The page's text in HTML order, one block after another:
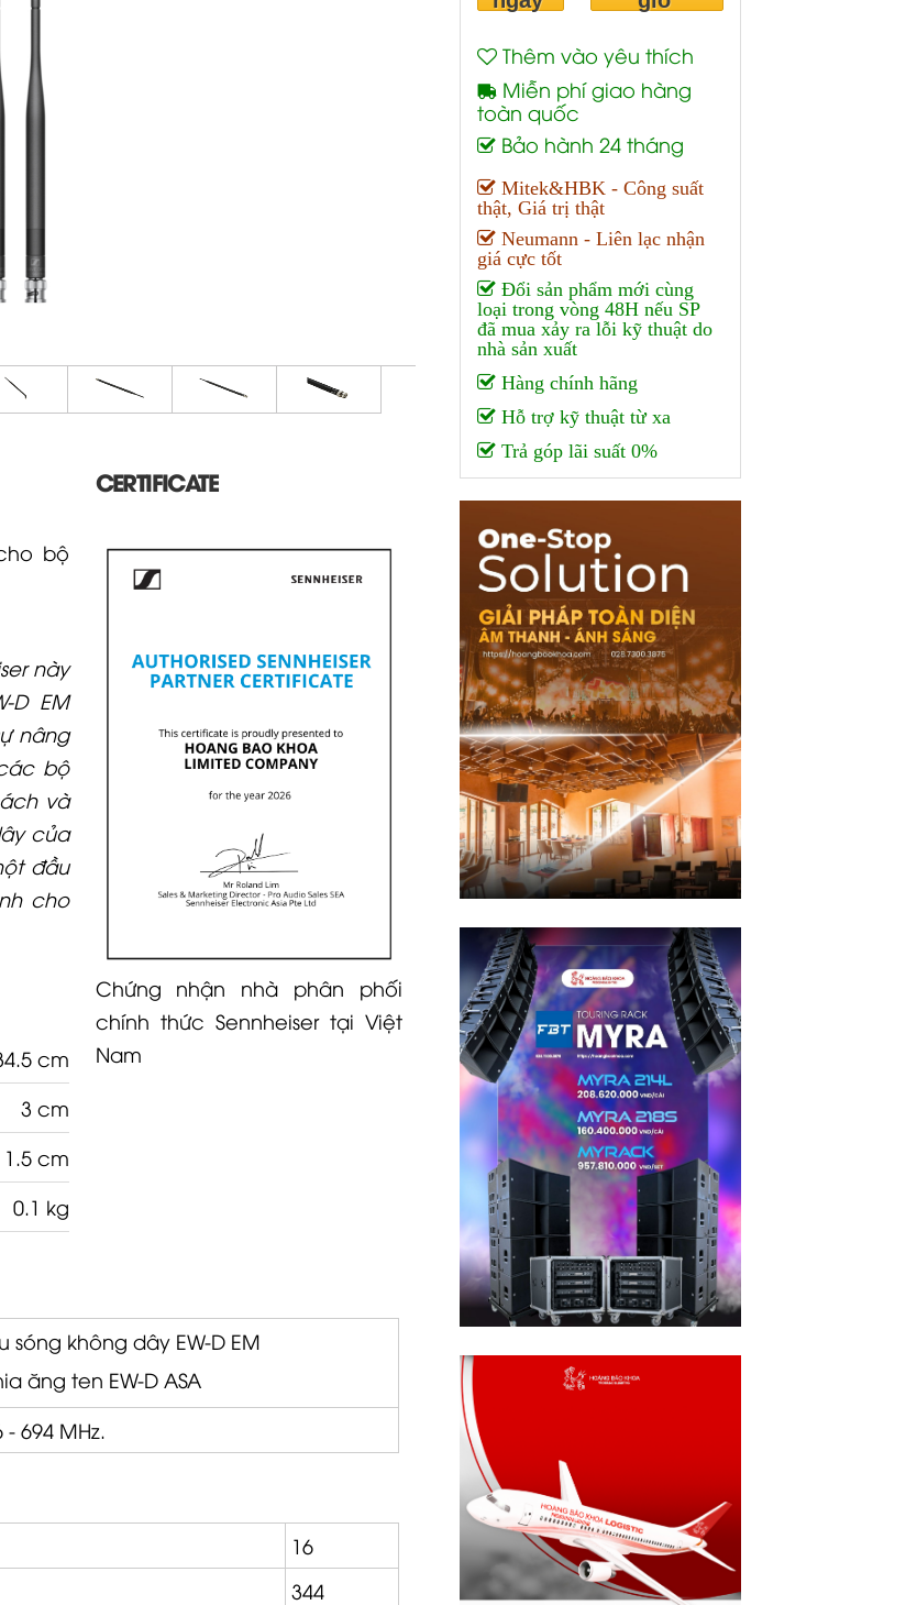
bộ
này
D EM
nâng
bộ
và
của
đầu
cho
cm
3 cm
1.5 cm
0.1 kg
CERTIFICATE
Chứng nhận nhà phân phối
chính thức Sennheiser tại Việt
Nam
sóng không dây EW-D EM
ăng ten EW-D ASA
- 694 MHz.
16
344
Thêm vào yêu thích
Miễn phí giao hàng
toàn quốc
Bảo hành 24 tháng
Mitek&HBK - Công suất
thật, Giá trị thật
Neumann - Liên lạc nhận
giá cực tốt
Đổi sản phẩm mới cùng
loại trong vòng 48H nếu SP
đã mua xảy ra lỗi kỹ thuật do
nhà sản xuất
Hàng chính hãng
Hỗ trợ kỹ thuật từ xa
Trả góp lãi suất 0%